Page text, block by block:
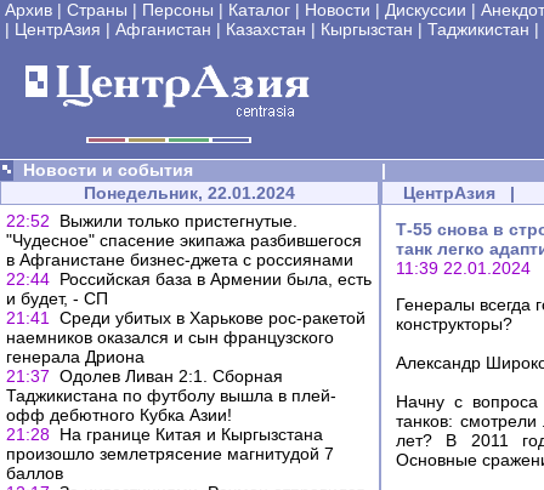
Архив | Страны | Персоны | Каталог | Новости | Дискуссии |
| ЦентрАзия | Афганистан | Казахстан | Кыргызстан | Таджикистан |
Новости и события
|
Понедельник, 22.01.2024
22:52
Выжили только пристегнутые.
"Чудесное" спасение экипажа разбившегося
в Афганистане бизнес-джета с россиянами
22:44 Российская база в Армении была, есть
и будет, - СП
21:41
Среди убитых в Харькове рос-ракетой
наемников оказался и сын французского
генерала Дриона
21:37 Одолев Ливан 2:1. Сборная
Таджикистана по футболу вышла в плей-
офф дебютного Кубка Азии!
21:28 На границе Китая и Кыргызстана
произошло землетрясение магнитудой 7
баллов
ЦентрАзия |
Т-55 снова в
танк легко
11:39 22.01.2024
Генералы всегда
конструкторы?
Александр
Начну с вопроса
танков:
лет? В 2011
Основные